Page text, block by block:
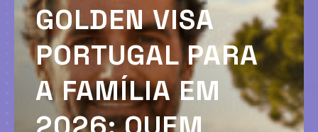
GOLDEN VISA
PORTUGAL PARA
A FAMÍLIA EM